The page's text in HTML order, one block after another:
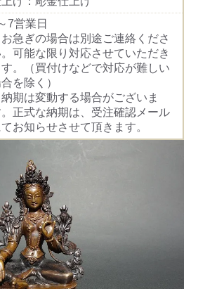
7営業日
急ぎの場合は別途ご連絡くださ
可能な限り対応させていただき
す。（買付けなどで対応が難しい
を除く）
期は変動する場合がございま
正式な納期は、受注確認メール
お知らせさせて頂きます。